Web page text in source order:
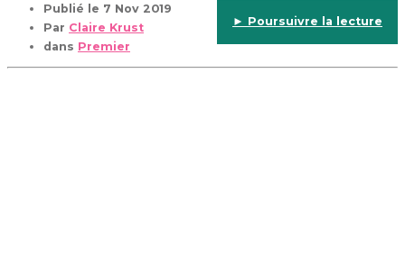
Publié le 7 Nov 2019
Par Claire Krust
dans Premier
► Poursuivre la lecture